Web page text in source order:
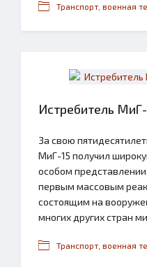
Транспорт, военная
Истребитель
За свою
МиГ-15 получил
особом
первым массовым
состоящим на
многих других стран
Транспорт, военная